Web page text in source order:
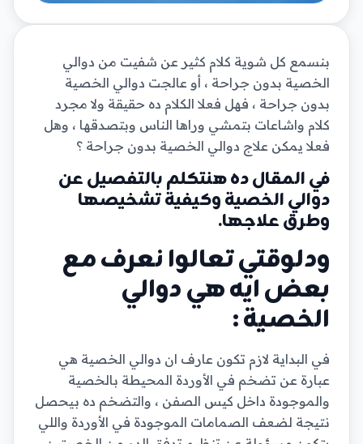
بنسمع كل شوية كلام كثير عن شفيت من دوالي
الخصية بدون جراحة ، أو عالجت دوالي الخصية
بدون جراحة ، فهل فعلا الكلام ده حقيقة ولا مجرد
كلام واشاعات بتمشي وراها الناس وبتصدقها ، وهل
فعلا يمكن علاج دوالي الخصية بدون جراحة ؟
في المقال ده هنتكلم بالتفصيل عن
دوالي الخصية وكيفية تشخيصها
وطرق علاجها.
ودلوقتي تعالوا نعرف مع
بعض ايه هي دوالي
الخصية :
في البداية لازم تكون عارف ان دوالي الخصية هي
عبارة عن تضخم في الأوردة المحيطة بالخصية
والموجودة داخل كيس الصفن ، والتضخم ده بيحصل
نتيجة لضعف الصمامات الموجودة في الأوردة واللي